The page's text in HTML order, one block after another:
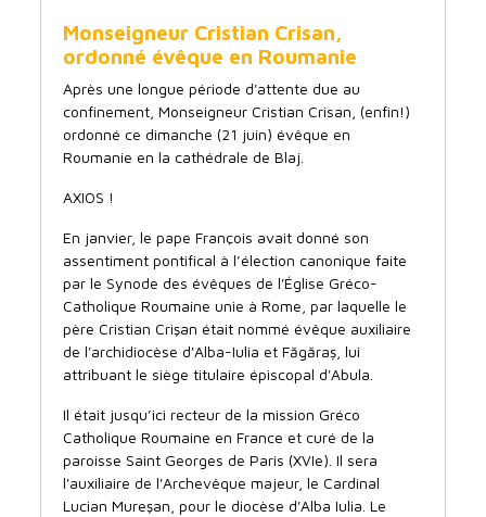
Monseigneur Cristian Crisan,
ordonné évêque en Roumanie
Après une longue période d'attente due au
confinement, Monseigneur Cristian Crisan, (enfin!)
ordonné ce dimanche (21 juin) évêque en
Roumanie en la cathédrale de Blaj.
AXIOS !
En janvier, le pape François avait donné son
assentiment pontifical à l’élection canonique faite
par le Synode des évêques de l'Église Gréco-
Catholique Roumaine unie à Rome, par laquelle le
père Cristian Crişan était nommé évêque auxiliaire
de l'archidiocèse d'Alba-Iulia et Făgăraș, lui
attribuant le siège titulaire épiscopal d'Abula.
Il était jusqu’ici recteur de la mission Gréco
Catholique Roumaine en France et curé de la
paroisse Saint Georges de Paris (XVIe). Il sera
l'auxiliaire de l'Archevêque majeur, le Cardinal
Lucian Mureşan, pour le diocèse d'Alba Iulia. Le